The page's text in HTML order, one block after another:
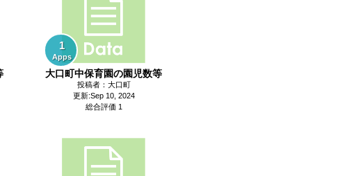
1
Apps
大口町中保育園の園児数等
投稿者：大口町
更新:Sep 10, 2024
総合評価 1